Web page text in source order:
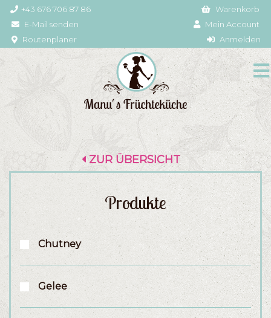
+43 676 706 87 86
E-Mail senden
Routenplaner
Warenkorb
Mein Account
Anmelden
ZUR ÜBERSICHT
Produkte
Chutney
Gelee